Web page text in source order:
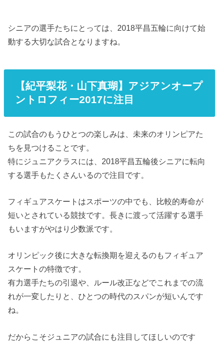
シニアの選手たちにとっては、2018平昌五輪に向けて始
動する大切な試合となりますね。
【紀平梨花・山下真瑚】アジアンオープ
ントロフィー2017に注目
この試合のもうひとつの楽しみは、未来のオリンピアた
ちを見つけることです。
特にジュニアクラスには、2018平昌五輪後シニアに転向
する選手もたくさんいるので注目です。
フィギュアスケートはスポーツの中でも、比較的寿命が
短いとされている競技です。長きに渡って活躍する選手
もいますがやはり少数派です。
オリンピック後に大きな転換期を迎えるのもフィギュア
スケートの特徴です。
有力選手たちの引退や、ルール改正などでこれまでの流
れが一変したりと、ひとつの時代のスパンが短いんです
ね。
だからこそジュニアの試合にも注目してほしいのです